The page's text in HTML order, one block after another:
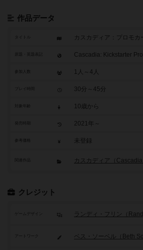
作品データ
タイトル カスカディア：プロモカ
Cascadia: Kickstarter
参加人数 1人～4人
30分～45分
10歳から
2021年～
参考価格 未登録
関連作品 カスカディア（Cascadia
クレジット
ゲームデザイン ランディ・フリン（
アートワーク ベス・ソーベル（Beth